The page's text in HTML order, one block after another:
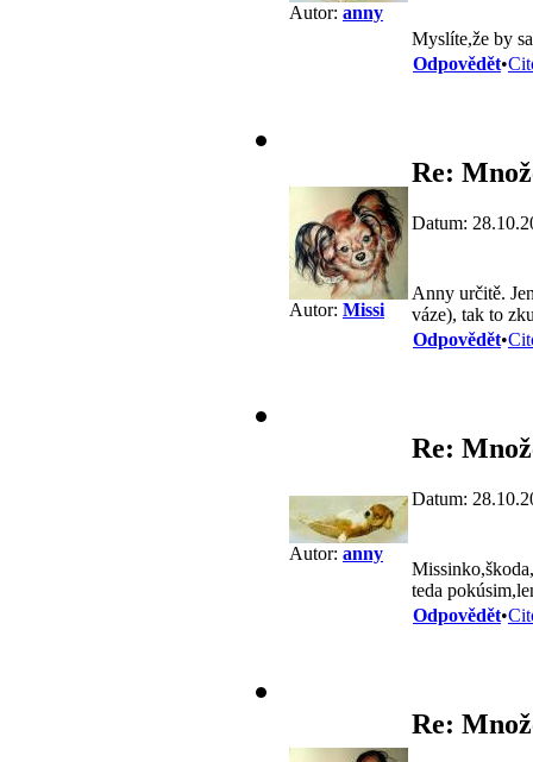
Autor: anny
Myslíte,že by
Odpovědět•
Autor: Missi
Re:
Datum:
Anny určitě.
váze), tak to
Odpovědět•
Autor: anny
Re:
Datum:
teda
Odpovědět•
Re: